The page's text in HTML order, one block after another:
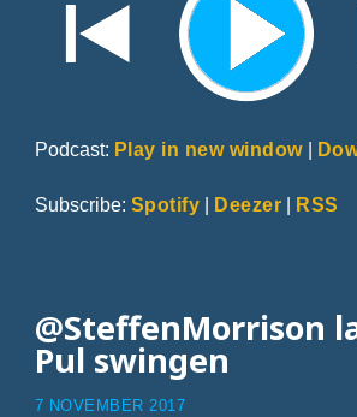
Podcast: Play in new window|
Subscribe: Spotify Deezer RSS
@SteffenMorrison
Pul swingen
7 NOVEMBER 2017